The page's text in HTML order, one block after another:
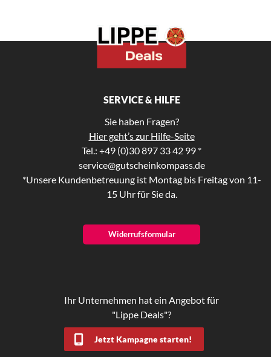
SERVICE & HILFE
Sie haben Fragen?
Hier geht’s zur Hilfe-Seite
Tel.: +49 (0)30 897 33 42 99 *
service@gutscheinkompass.de
*Unsere Kundenbetreuung ist Montag bis Freitag von 11-
15 Uhr für Sie da.
Widerrufsformular
Ihr Unternehmen hat ein Angebot für
"Lippe Deals"?
Jetzt Kampagne starten!